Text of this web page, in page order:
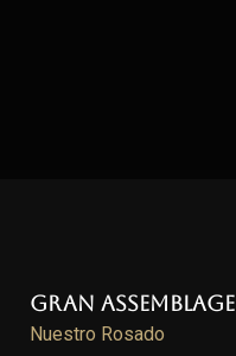
Gran Assemblage
Nuestro Rosado